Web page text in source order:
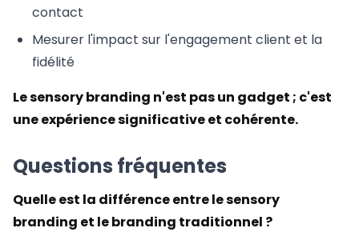
contact
Mesurer l'impact sur l'engagement client et la
fidélité
Le sensory branding n'est pas un gadget ; c'est
une expérience significative et cohérente.
Questions fréquentes
Quelle est la différence entre le sensory
branding et le branding traditionnel ?